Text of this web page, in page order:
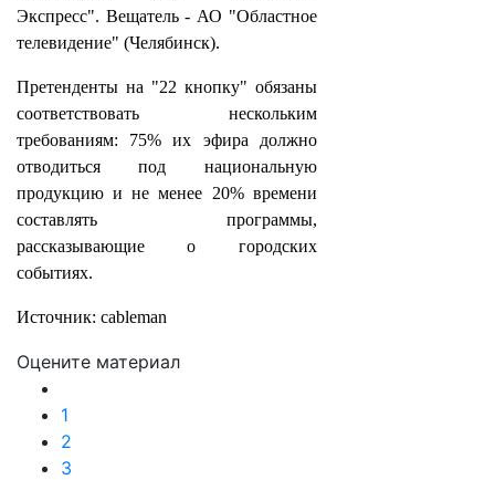
Экспресс". Вещатель - АО "Областное
телевидение" (Челябинск).
Претенденты на "22 кнопку" обязаны
соответствовать нескольким
требованиям: 75% их эфира должно
отводиться под национальную
продукцию и не менее 20% времени
составлять программы,
рассказывающие о городских
событиях.
Источник: cableman
Оцените материал
1
2
3